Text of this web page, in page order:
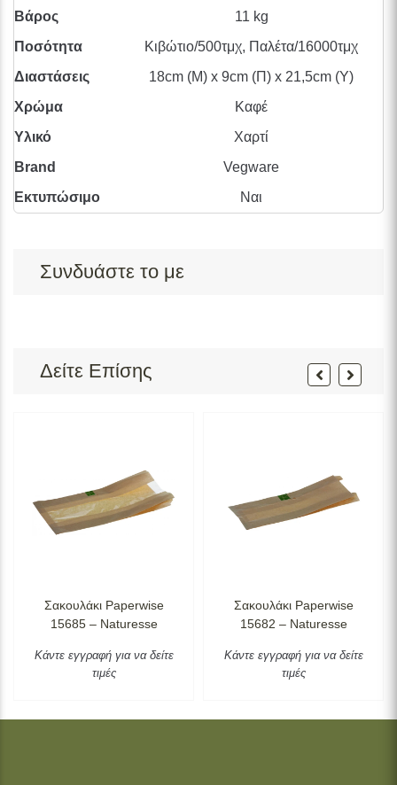
Βάρος
11 kg
Ποσότητα
Κιβώτιο/500τμχ, Παλέτα/16000τμχ
Διαστάσεις
18cm (Μ) x 9cm (Π) x 21,5cm (Υ)
Χρώμα
Καφέ
Υλικό
Χαρτί
Brand
Vegware
Εκτυπώσιμο
Ναι
Συνδυάστε το με
Δείτε Επίσης
Σακουλάκι Paperwise
15685 – Naturesse
Κάντε εγγραφή για να δείτε
τιμές
Σακουλάκι Paperwise
15682 – Naturesse
Κάντε εγγραφή για να δείτε
τιμές